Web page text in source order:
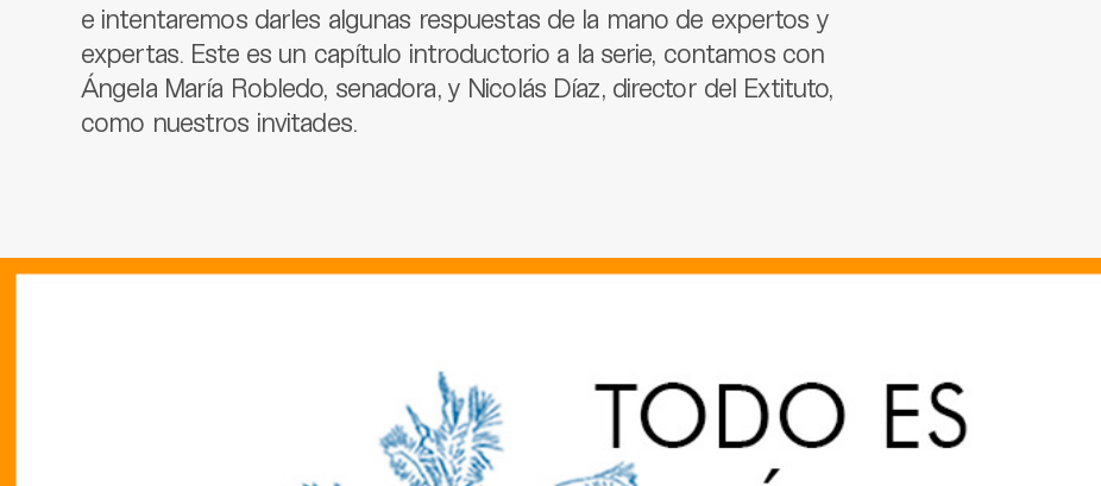
e intentaremos darles algunas respuestas de la mano de expertos y
expertas. Este es un capítulo introductorio a la serie, contamos con
Ángela María Robledo, senadora, y Nicolás Díaz, director del Extituto,
como nuestros invitades.